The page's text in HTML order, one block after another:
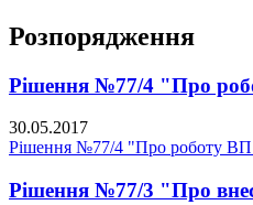
Розпорядження
Рішення №77/4 "Про
30.05.2017
Рішення №77/4 "Про роботу ВП
Рішення №77/3 "Про